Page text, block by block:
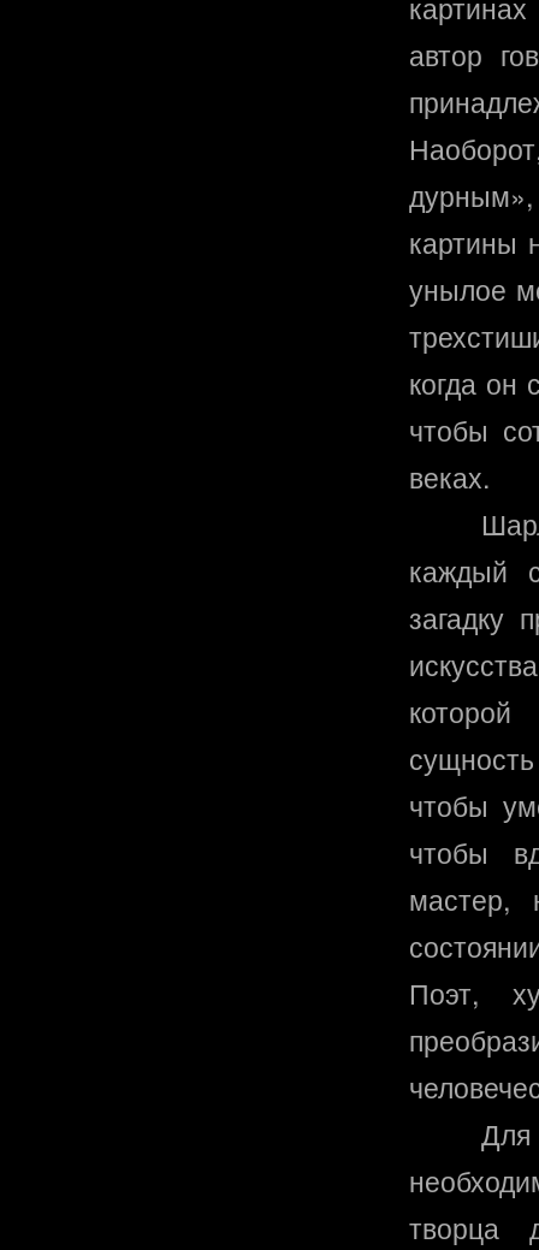
автор
картины
унылое
когда он
чтобы
веках.
каждый
загадку
чтобы
чтобы
мастер,
Поэт,
творца